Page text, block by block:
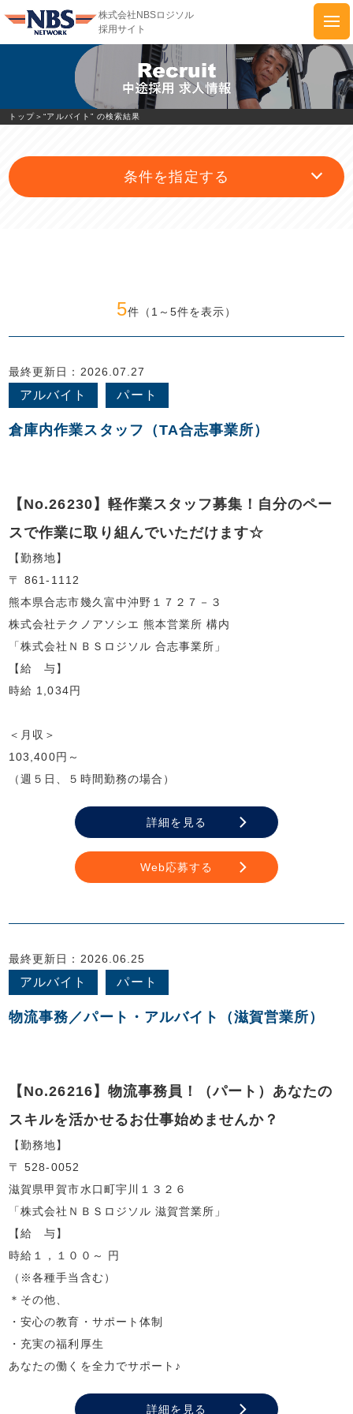
株式会社NBSロジソル
採用サイト
株式会社NBSロジソル採用サイト
トップ
代表メッセージ
中途採用求人情報
NBSロジソルとは
事業内容はこちら
コーポレートサイト
トップ＞“アルバイト” の検索結果
条件を指定する
5件（1～5件を表示）
最終更新日：2026.07.27
アルバイト パート
倉庫内作業スタッフ（TA合志事業所）
【No.26230】軽作業スタッフ募集！自分のペー
スで作業に取り組んでいただけます☆
【勤務地】
〒 861-1112
熊本県合志市幾久富中沖野１７２７－３
株式会社テクノアソシエ 熊本営業所 構内
「株式会社ＮＢＳロジソル 合志事業所」
【給 与】
時給 1,034円
＜月収＞
103,400円～
（週５日、５時間勤務の場合）
詳細を見る
Web応募する
最終更新日：2026.06.25
アルバイト パート
物流事務／パート・アルバイト（滋賀営業所）
【No.26216】物流事務員！（パート）あなたの
スキルを活かせるお仕事始めませんか？
【勤務地】
〒 528-0052
滋賀県甲賀市水口町宇川１３２６
「株式会社ＮＢＳロジソル 滋賀営業所」
【給 与】
時給１，１００～ 円
（※各種手当含む）
＊その他、
・安心の教育・サポート体制
・充実の福利厚生
あなたの働くを全力でサポート♪
詳細を見る